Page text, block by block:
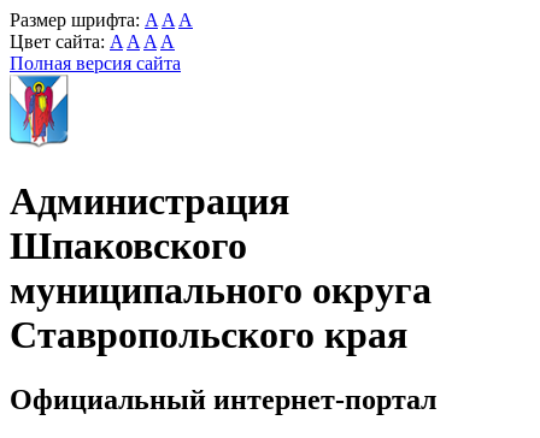
Размер шрифта: A A A
Цвет сайта: A A A A
Полная версия сайта
Администрация
Шпаковского
муниципального округа
Ставропольского края
Официальный интернет-портал